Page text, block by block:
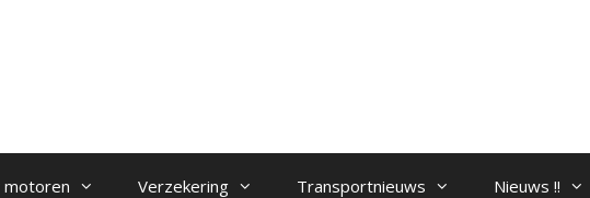
Verzekering Transportnieuws Nieuws !!